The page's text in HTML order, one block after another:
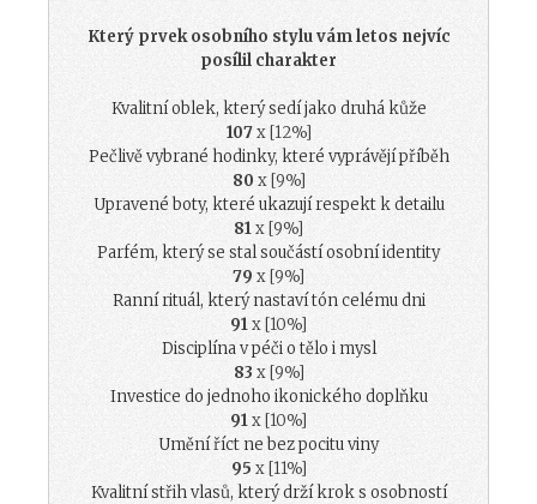
Který prvek osobního stylu vám letos nejvíc
posílil charakter
Kvalitní oblek, který sedí jako druhá kůže
107x [12%]
Pečlivě vybrané hodinky, které vyprávějí příběh
80 x [9%]
Upravené boty, které ukazují respekt k detailu
81x [9%]
Parfém, který se stal součástí osobní identity
79 x [9%]
Ranní rituál, který nastaví tón celému dni
91x [10%]
Disciplína v péči o tělo i mysl
83 x [9%]
Investice do jednoho ikonického doplňku
91x [10%]
Umění říct ne bez pocitu viny
95 x [11%]
Kvalitní střih vlasů, který drží krok s osobností